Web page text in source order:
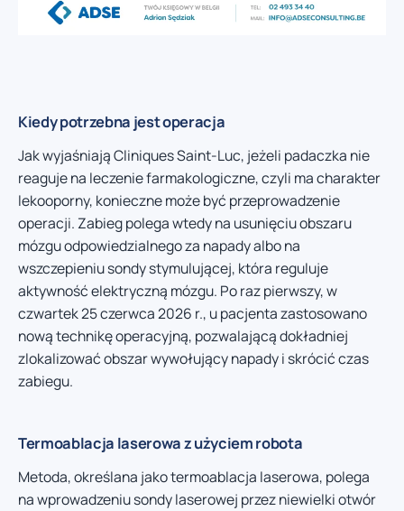
Kiedy potrzebna jest operacja
Jak wyjaśniają Cliniques Saint-Luc, jeżeli padaczka nie
reaguje na leczenie farmakologiczne, czyli ma charakter
lekooporny, konieczne może być przeprowadzenie
operacji. Zabieg polega wtedy na usunięciu obszaru
mózgu odpowiedzialnego za napady albo na
wszczepieniu sondy stymulującej, która reguluje
aktywność elektryczną mózgu. Po raz pierwszy, w
czwartek 25 czerwca 2026 r., u pacjenta zastosowano
nową technikę operacyjną, pozwalającą dokładniej
zlokalizować obszar wywołujący napady i skrócić czas
zabiegu.
Termoablacja laserowa z użyciem robota
Metoda, określana jako termoablacja laserowa, polega
na wprowadzeniu sondy laserowej przez niewielki otwór